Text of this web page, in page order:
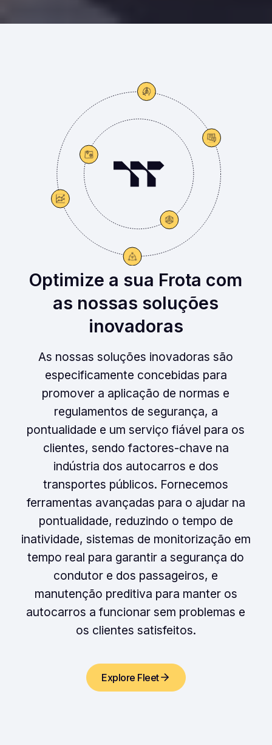
Optimize a sua Frota com
as nossas soluções
inovadoras
As nossas soluções inovadoras são
especificamente concebidas para
promover a aplicação de normas e
regulamentos de segurança, a
pontualidade e um serviço fiável para os
clientes, sendo factores-chave na
indústria dos autocarros e dos
transportes públicos. Fornecemos
ferramentas avançadas para o ajudar na
pontualidade, reduzindo o tempo de
inatividade, sistemas de monitorização em
tempo real para garantir a segurança do
condutor e dos passageiros, e
manutenção preditiva para manter os
autocarros a funcionar sem problemas e
os clientes satisfeitos.
Explore Fleet